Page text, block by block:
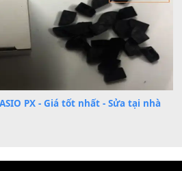
cho đàn Yamaha PSR-S750